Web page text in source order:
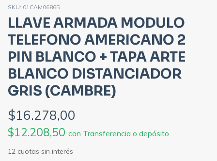
SKU: 01CAM06865
LLAVE ARMADA MODULO
TELEFONO AMERICANO 2
PIN BLANCO + TAPA ARTE
BLANCO DISTANCIADOR
GRIS (CAMBRE)
$16.278,00
$12.208,50 con Transferencia o depósito